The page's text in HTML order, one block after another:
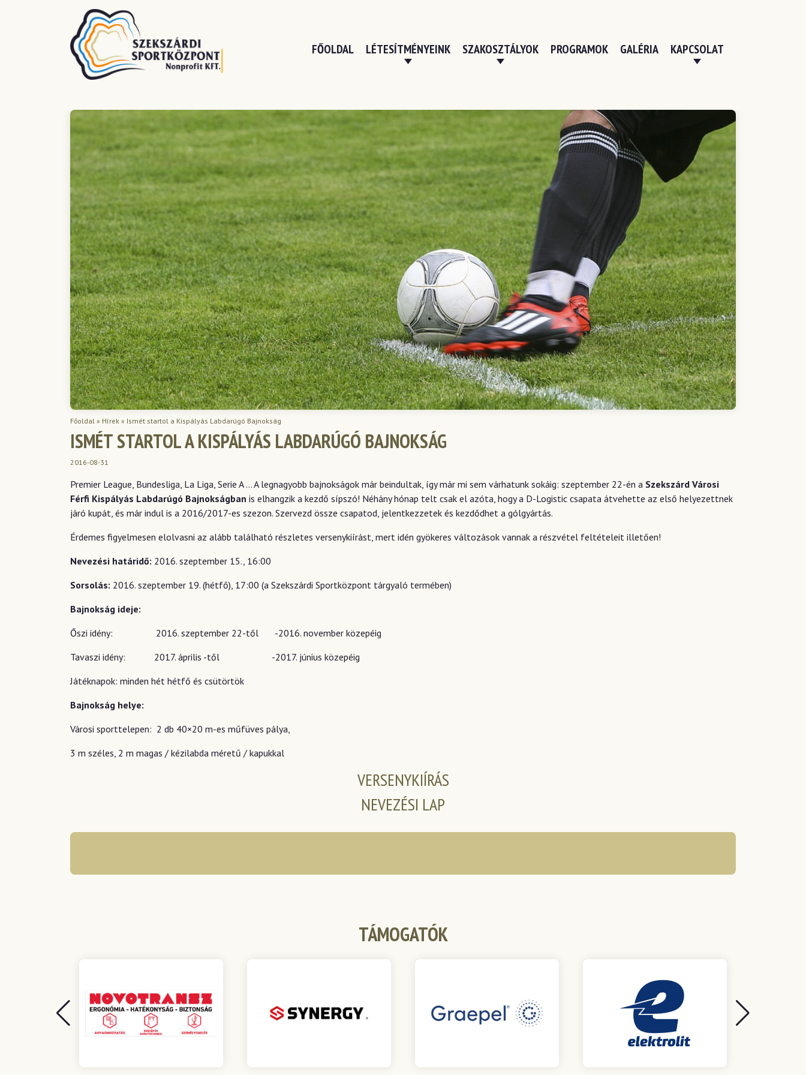
FŐOLDAL LÉTESÍTMÉNYEINK SZAKOSZTÁLYOK PROGRAMOK GALÉRIA KAPCSOLAT
Főoldal » Hírek » Ismét startol a Kispályás Labdarúgó Bajnokság
ISMÉT STARTOL A KISPÁLYÁS LABDARÚGÓ BAJNOKSÁG
2016-08-31
Premier League, Bundesliga, La Liga, Serie A … A legnagyobb bajnokságok már beindultak, így már mi sem várhatunk sokáig: szeptember 22-én a Szekszárd Városi
Férfi Kispályás Labdarúgó Bajnokságban is elhangzik a kezdő sípszó! Néhány hónap telt csak el azóta, hogy a D-Logistic csapata átvehette az első helyezettnek
járó kupát, és már indul is a 2016/2017-es szezon. Szervezd össze csapatod, jelentkezzetek és kezdődhet a gólgyártás.
Érdemes figyelmesen elolvasni az alább található részletes versenykiírást, mert idén gyökeres változások vannak a részvétel feltételeit illetően!
Nevezési határidő: 2016. szeptember 15., 16:00
Sorsolás: 2016. szeptember 19. (hétfő), 17:00 (a Szekszárdi Sportközpont tárgyaló termében)
Bajnokság ideje:
Őszi idény:
2016. szeptember 22-től -2016. november közepéig
Tavaszi idény:
2017. április -től -2017. június közepéig
Játéknapok: minden hét hétfő és csütörtök
Bajnokság helye:
Városi sporttelepen: 2 db 40×20 m-es műfüves pálya,
3 m széles, 2 m magas / kézilabda méretű / kapukkal
VERSENYKIÍRÁS
NEVEZÉSI LAP
TÁMOGATÓK